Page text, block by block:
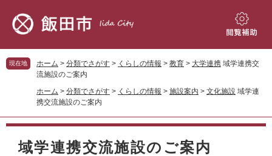
先
頭
を
飛
本
閲
補
現在地 ホーム > 分類でさがす > くらしの情報 > 教育 > 大学連携 域学連携交
流施設のご案内
ホーム > 分類でさがす > くらしの情報 > 施設案内 > 文化施設 域学連
携交流施設のご案内
本
域学連携交流施設のご案内